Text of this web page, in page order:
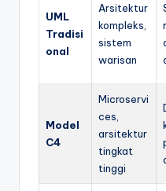
UML
Tradisi
onal
Arsitektur
kompleks,
sistem
warisan
Model
C4
Microservi
ces,
arsitektur
tingkat
tinggi